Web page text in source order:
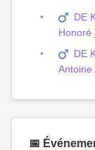
DE
Honoré
DE
Antoine
📅